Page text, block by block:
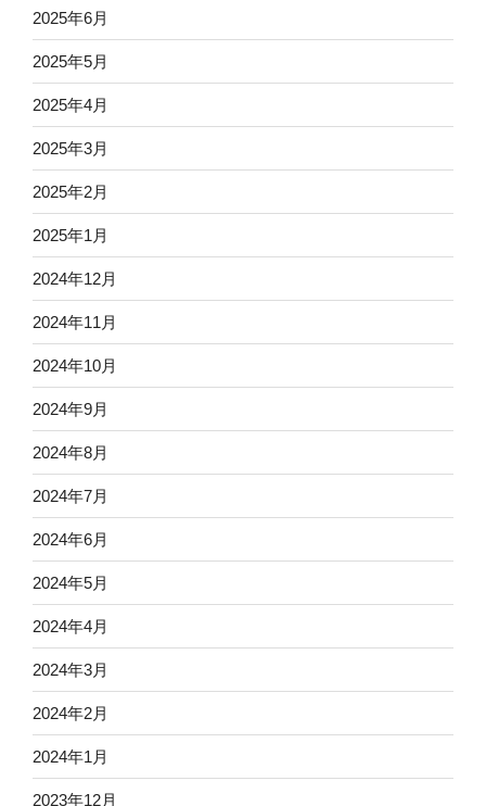
2025年6月
2025年5月
2025年4月
2025年3月
2025年2月
2025年1月
2024年12月
2024年11月
2024年10月
2024年9月
2024年8月
2024年7月
2024年6月
2024年5月
2024年4月
2024年3月
2024年2月
2024年1月
2023年12月